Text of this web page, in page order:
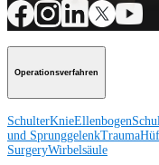
Operationsverfahren
SchulterKnieEllenbogen
und SprunggelenkTrauma
SurgeryWirbelsäule